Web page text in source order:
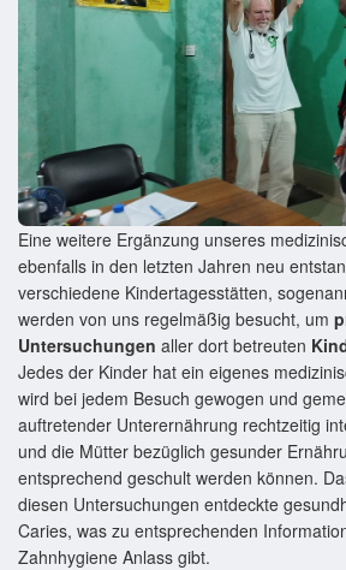
Eine weitere Ergänzung unseres
ebenfalls in den letzten Jahren neu
verschiedene Kindertagesstätten,
werden von uns regelmäßig besucht, um
Untersuchungen aller dort betreuten
Jedes der Kinder hat ein eigenes
wird bei jedem Besuch gewogen und
auftretender Unterernährung rechtzeitig
und die Mütter bezüglich gesunder
entsprechend geschult werden können.
diesen Untersuchungen entdeckte
Caries, was zu entsprechenden
Zahnhygiene Anlass gibt.